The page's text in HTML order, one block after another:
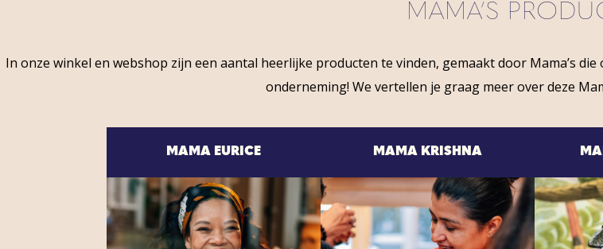
MAMA’S
In onze winkel en webshop zijn een aantal heerlijke producten te vinden, gemaakt door Mama’s
onderneming! We vertellen je graag meer over deze
MAMA EURICE MAMA KRISHNA